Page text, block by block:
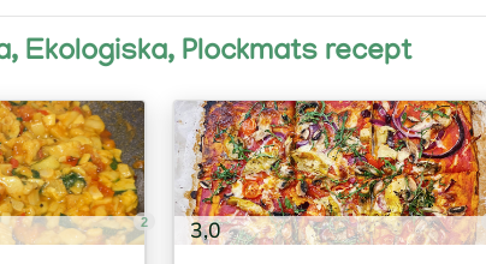
Ekologiska, Plockmats recept
2 3,0